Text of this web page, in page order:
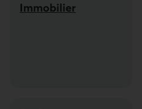
Immobilier